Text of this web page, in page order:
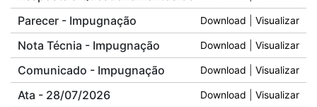
Parecer - Impugnação Download Visualizar
Nota Técnia - Impugnação Download Visualizar
Comunicado - Impugnação Download Visualizar
Ata - 28/07/2026 Download Visualizar